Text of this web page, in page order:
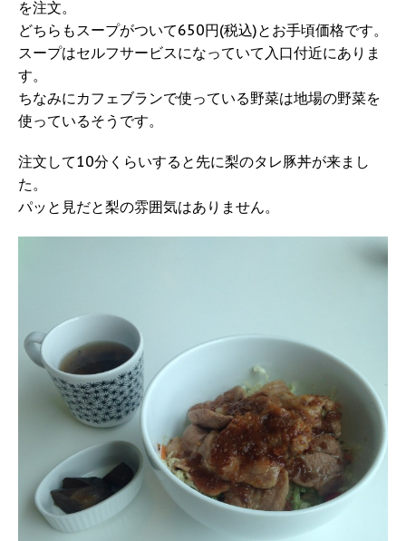
を注文。
どちらもスープがついて650円(税込)とお手頃価格です。
スープはセルフサービスになっていて入口付近にありま
す。
ちなみにカフェブランで使っている野菜は地場の野菜を
使っているそうです。
注文して10分くらいすると先に梨のタレ豚丼が来まし
た。
パッと見だと梨の雰囲気はありません。